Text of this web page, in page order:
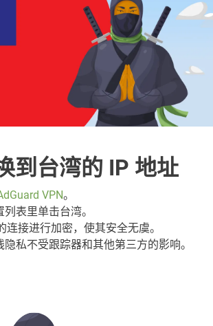
到台湾的 IP 地址
VPN。
表里单击台湾。
连接进行加密，使其安全无虞。
私不受跟踪器和其他第三方的影响。